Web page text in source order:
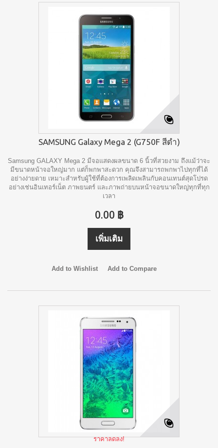
SAMSUNG Galaxy Mega 2 (G750F สีดำ)
Samsung GALAXY Mega 2 มีจอแสดงผลขนาด 6 นิ้วที่สวยงาม ถึงแม้ว่าจะ
มีขนาดหน้าจอใหญ่มาก แต่ก็พกพาสะดวก คุณจึงสามารถพกพาไปทุกที่ได้
อย่างง่ายดาย เหมาะสำหรับผู้ใช้ที่ต้องการเพลิดเพลินกับคอนเทนต์สุดโปรด
อย่างเช่นอินเทอร์เน็ต ภาพยนตร์ และภาพถ่ายบนหน้าจอขนาดใหญ่ทุกที่ทุก
เวลา
0.00 ฿
เพิ่มเติม
Add to Wishlist Add to Compare
ราคาลดลง!